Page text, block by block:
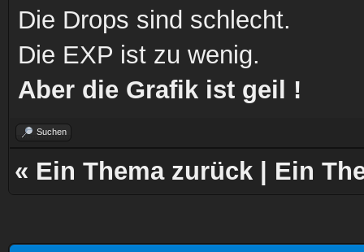
Die Drops sind schlecht.
Die EXP ist zu wenig.
Aber die Grafik ist geil !
Suchen
« Ein Thema zurück Ein